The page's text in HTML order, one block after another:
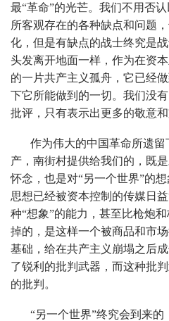
最“革命”的光芒。我们不用否
所客观存在的各种缺点和问题
化，但是有缺点的战士终究是
头发离开地面一样，作为在资
的一片共产主义孤舟，它已经
下它所能做到的一切。我们没
批评， 只有表示出更多的敬意和
作为伟大的中国革命所遗
产，南街村提供给我们的，既
怀念，也是对“另一个世界”的
思想已经被资本控制的传媒日
种“想象”的能力，甚至比枪炮
掉的，是这样一个被商品和市
基础，给在共产主义崩塌之后
了锐利的批判武器，而这种批
的批判。
“另一个世界”终究会到来